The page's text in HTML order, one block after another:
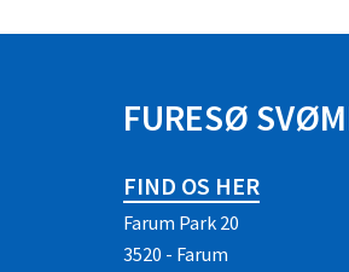
FURESØ
FIND OS HER
Farum Park 20
3520 - Farum